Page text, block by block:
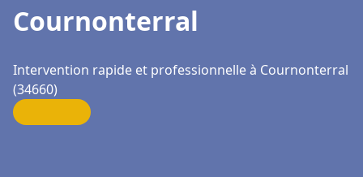
Cournonterral
Intervention rapide et professionnelle à Cournonterral
(34660)